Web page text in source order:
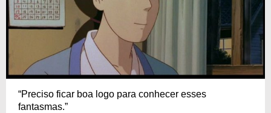
“Preciso ficar boa logo para conhecer esses
fantasmas.”